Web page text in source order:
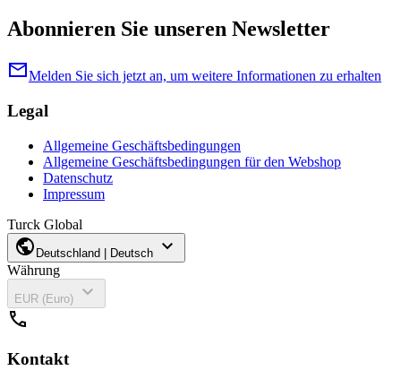
Abonnieren Sie unseren Newsletter
mailMelden Sie sich jetzt an, um weitere Informationen zu erhalten
Legal
Allgemeine Geschäftsbedingungen
Allgemeine Geschäftsbedingungen für den Webshop
Datenschutz
Impressum
Turck Global
public Deutschland | Deutsch expand_more
Währung
EUR (Euro)
expand_more
call
Kontakt